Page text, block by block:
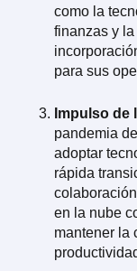
como la
finanzas y
para sus
Impulso de
pandemia
adoptar
rápida
en la nube
mantener la